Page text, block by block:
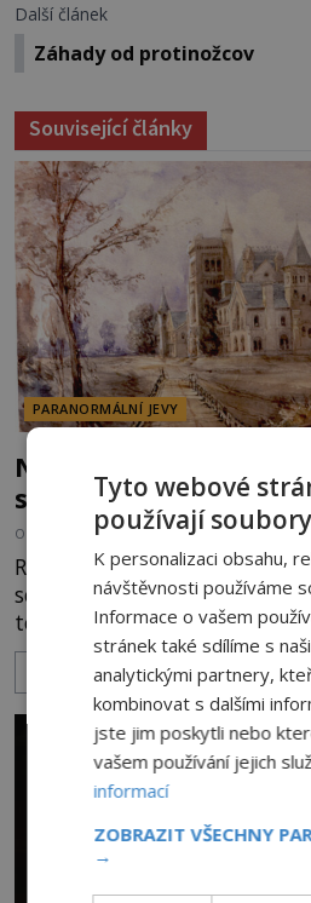
Další článek
Záhady od protinožcov
Související články
PARANORMÁLNÍ JEVY
Nešťastný duch
studentky
OD ADRIANA VOJTÍŠKOVÁ 8.8.2026
Robert Jaffrey Christie
se rok 1900 a právě skonal
továrník William Mellis
Smutná událost je ale
dědictvím... Robertu připadne rodinné sídlo v
Torontu. Takový majetek
ta, na niž přijde Robert, by
nenapadla. N
ZOBRAZIT VÍCE
Tyto webové
používají
K personalizaci obsahu,
návštěvnosti používáme
Informace o vašem
stránek také sdílíme s
analytickými partnery,
kombinovat s dalšími
jste jim poskytli nebo
vašem používání jejich
informací
ZOBRAZIT VŠECHNY
→